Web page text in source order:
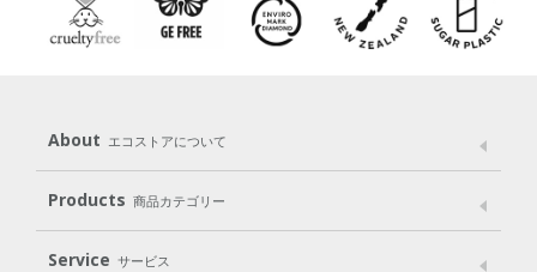
About エコストアについて
メッセージ ブランドストーリー
パッケージへのこだわり
動物実験をしない
Products 商品カテゴリー
Laundry
Service サービス